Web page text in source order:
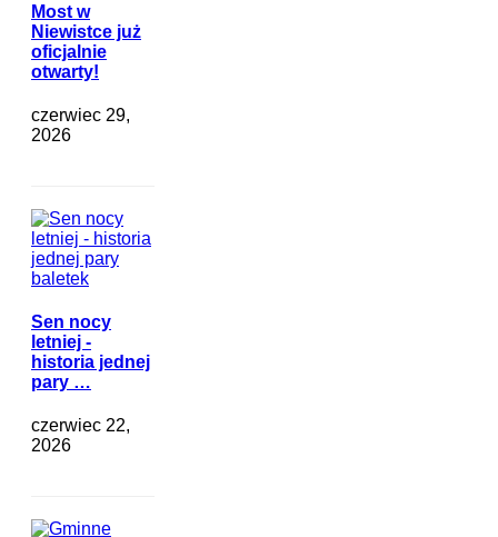
Most w
Niewistce już
oficjalnie
otwarty!
czerwiec 29,
2026
Sen nocy
letniej -
historia jednej
pary …
czerwiec 22,
2026